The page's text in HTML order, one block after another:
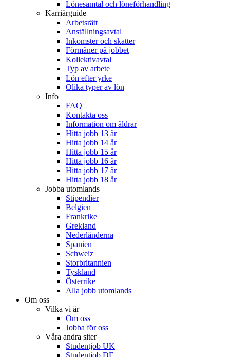
Lönesamtal och löneförhandling
Karriärguide
Arbetsrätt
Anställningsavtal
Inkomster och skatter
Förmåner på jobbet
Kollektivavtal
Typ av arbete
Lön efter yrke
Olika typer av lön
Info
FAQ
Kontakta oss
Information om åldrar
Hitta jobb 13 år
Hitta jobb 14 år
Hitta jobb 15 år
Hitta jobb 16 år
Hitta jobb 17 år
Hitta jobb 18 år
Jobba utomlands
Stipendier
Belgien
Frankrike
Grekland
Nederländerna
Spanien
Schweiz
Storbritannien
Tyskland
Österrike
Alla jobb utomlands
Om oss
Vilka vi är
Om oss
Jobba för oss
Våra andra siter
Studentjob UK
Studentjob DE